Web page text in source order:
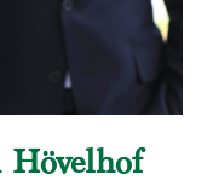
Hövelhof